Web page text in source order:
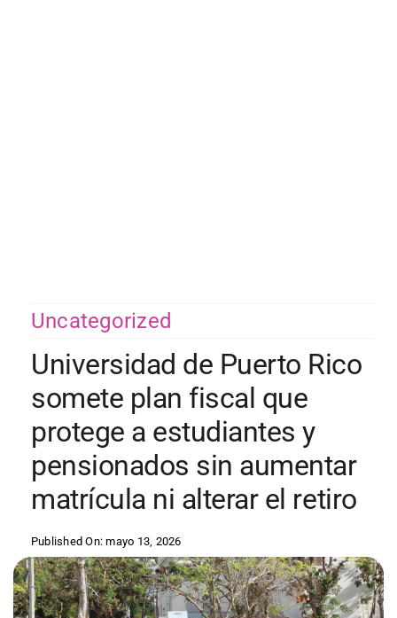
Uncategorized
Universidad de Puerto Rico
somete plan fiscal que
protege a estudiantes y
pensionados sin aumentar
matrícula ni alterar el retiro
Published On: mayo 13, 2026